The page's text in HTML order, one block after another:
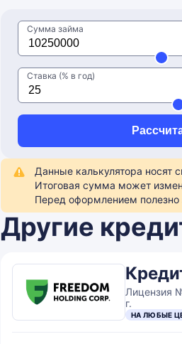
Сумма займа
Ставка (% в год)
Данные калькулятора носят
Итоговая сумма может
Перед оформлением полезно
Другие
Лицензия
г.
НА ЛЮБЫЕ